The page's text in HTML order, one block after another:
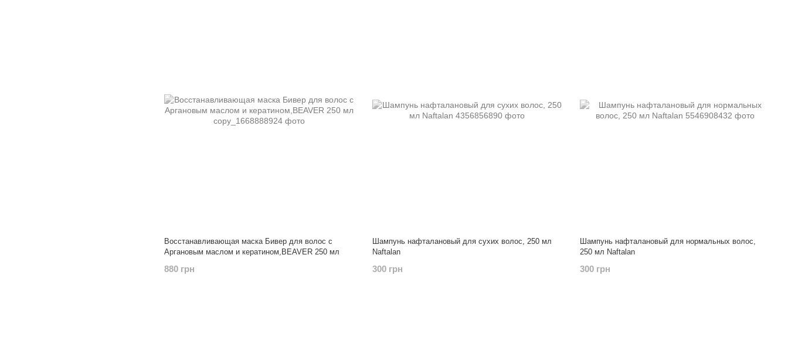
Восстанавливающая маска Бивер для волос с
Аргановым маслом и кератином,BEAVER 250 мл
880 грн
Шампунь нафталановый для сухих волос, 250 мл
Naftalan
300 грн
Шампунь нафталановый для нормальных волос,
250 мл Naftalan
300 грн